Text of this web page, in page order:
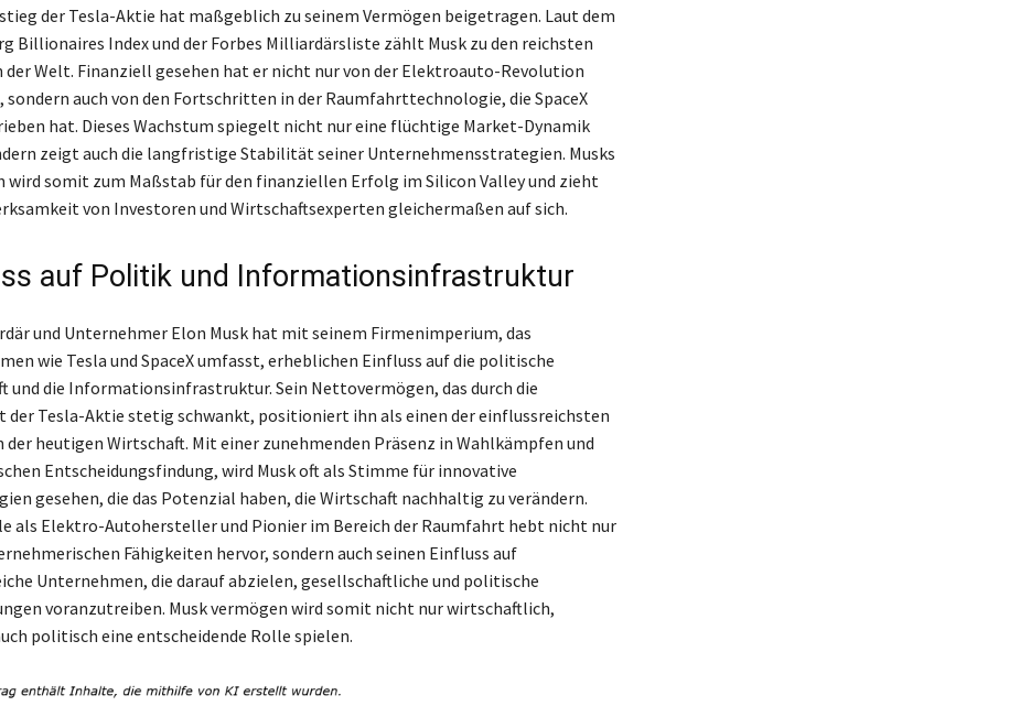
der Tesla-Aktie hat maßgeblich zu seinem Vermögen beigetragen. Laut dem
Billionaires Index und der Forbes Milliardärsliste zählt Musk zu den reichsten
der Welt. Finanziell gesehen hat er nicht nur von der Elektroauto-Revolution
auch von den Fortschritten in der Raumfahrttechnologie, die SpaceX
hat. Dieses Wachstum spiegelt nicht nur eine flüchtige Market-Dynamik
zeigt auch die langfristige Stabilität seiner Unternehmensstrategien. Musks
wird somit zum Maßstab für den finanziellen Erfolg im Silicon Valley und zieht
von Investoren und Wirtschaftsexperten gleichermaßen auf sich.
auf Politik und Informationsinfrastruktur
und Unternehmer Elon Musk hat mit seinem Firmenimperium, das
wie Tesla und SpaceX umfasst, erheblichen Einfluss auf die politische
und die Informationsinfrastruktur. Sein Nettovermögen, das durch die
Tesla-Aktie stetig schwankt, positioniert ihn als einen der einflussreichsten
der heutigen Wirtschaft. Mit einer zunehmenden Präsenz in Wahlkämpfen und
Entscheidungsfindung, wird Musk oft als Stimme für innovative
gesehen, die das Potenzial haben, die Wirtschaft nachhaltig zu verändern.
als Elektro-Autohersteller und Pionier im Bereich der Raumfahrt hebt nicht nur
Fähigkeiten hervor, sondern auch seinen Einfluss auf
Unternehmen, die darauf abzielen, gesellschaftliche und politische
voranzutreiben. Musk vermögen wird somit nicht nur wirtschaftlich,
politisch eine entscheidende Rolle spielen.